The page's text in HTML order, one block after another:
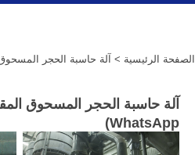
الصفحة الرئيسية > آلة حاسبة الحجر
آلة حاسبة الحجر المسحوق
WhatsApp
)